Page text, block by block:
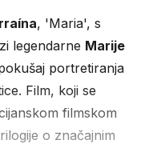
, 'Maria', s
legendarne Marije
portretiranja
Film, koji se
filmskom
o značajnim